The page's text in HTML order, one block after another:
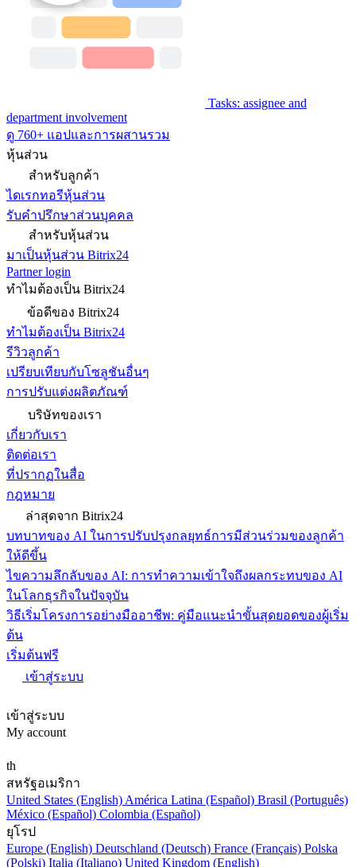
Tasks: assignee and
department involvement
ดู 760+ แอปและการผสานรวม
หุ้นส่วน
สำหรับลูกค้า
ไดเรกทอรีหุ้นส่วน
รับคำปรึกษาส่วนบุคคล
สำหรับหุ้นส่วน
มาเป็นหุ้นส่วน Bitrix24
Partner login
ทำไมต้องเป็น Bitrix24
ข้อดีของ Bitrix24
ทำไมต้องเป็น Bitrix24
รีวิวลูกค้า
เปรียบเทียบกับโซลูชันอื่นๆ
การปรับแต่งผลิตภัณฑ์
บริษัทของเรา
เกี่ยวกับเรา
ติดต่อเรา
ที่ปรากฏในสื่อ
กฎหมาย
ล่าสุดจาก Bitrix24
บทบาทของ AI ในการปรับปรุงกลยุทธ์การมีส่วนร่วมของลูกค้า
ให้ดีขึ้น
ไขความลึกลับของ AI: การทำความเข้าใจถึงผลกระทบของ AI
ในโลกธุรกิจในปัจจุบัน
วิธีเริ่มโครงการอย่างมืออาชีพ: คู่มือแนะนำขั้นสุดยอดของผู้เริ่ม
ต้น
เริ่มต้นฟรี
เข้าสู่ระบบ
เข้าสู่ระบบ
My account
th
สหรัฐอเมริกา
United States (English) América Latina (Español) Brasil (Português)
México (Español) Colombia (Español)
ยุโรป
Europe (English) Deutschland (Deutsch) France (Français) Polska
(Polski) Italia (Italiano) United Kingdom (English)